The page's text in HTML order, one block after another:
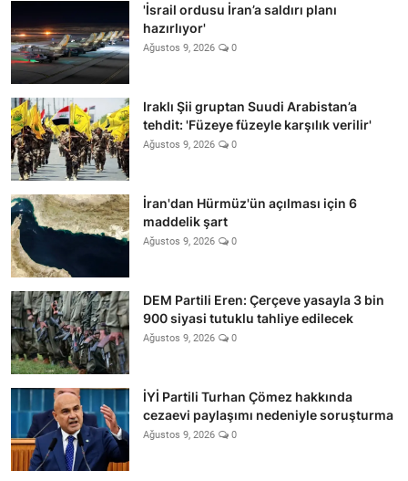
'İsrail ordusu İran’a saldırı planı
hazırlıyor'
Ağustos 9, 2026 0
Iraklı Şii gruptan Suudi Arabistan’a
tehdit: 'Füzeye füzeyle karşılık verilir'
Ağustos 9, 2026 0
İran'dan Hürmüz'ün açılması için 6
maddelik şart
Ağustos 9, 2026 0
DEM Partili Eren: Çerçeve yasayla 3 bin
900 siyasi tutuklu tahliye edilecek
Ağustos 9, 2026 0
İYİ Partili Turhan Çömez hakkında
cezaevi paylaşımı nedeniyle soruşturma
Ağustos 9, 2026 0